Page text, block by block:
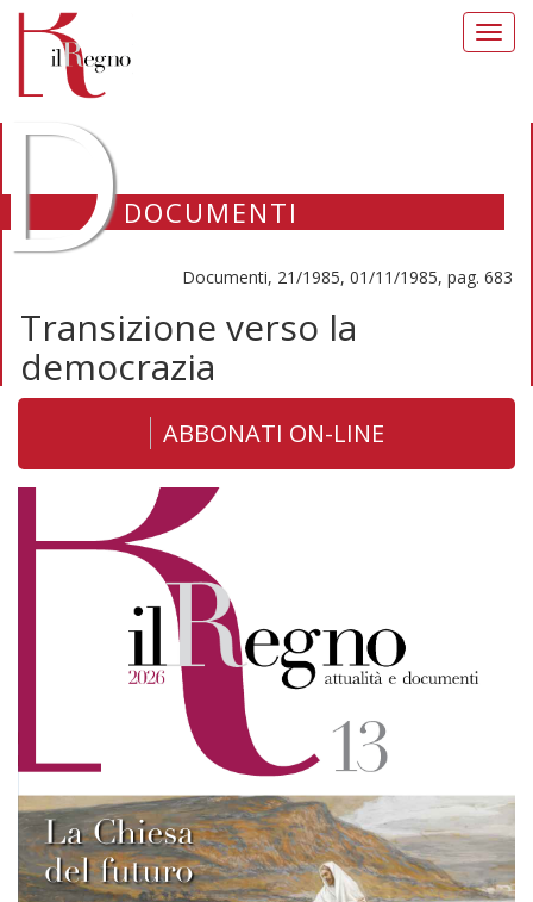
DOCUMENTI
Documenti, 21/1985, 01/11/1985, pag. 683
Transizione verso la
democrazia
ABBONATI ON-LINE